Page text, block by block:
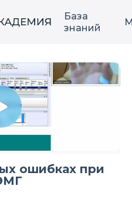
База
знаний
ошибках при